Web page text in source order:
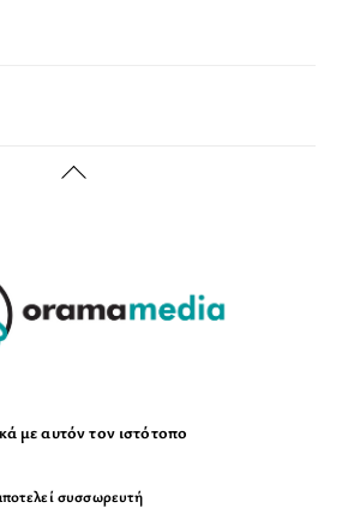
Back
με αυτόν τον ιστότοπο
συσσωρευτή